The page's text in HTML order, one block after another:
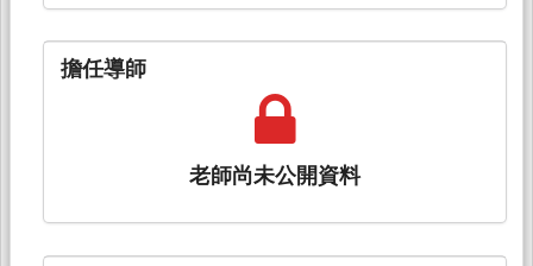
擔任導師
老師尚未公開資料